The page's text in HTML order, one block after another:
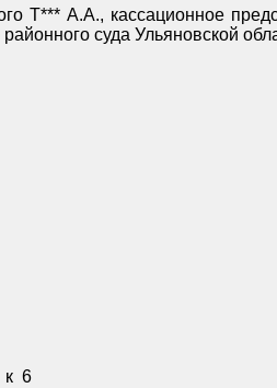
Т*** А.А., кассационное
суда Ульяновской
к 6